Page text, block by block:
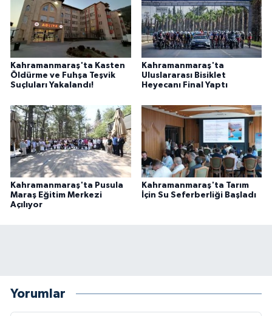
Kahramanmaraş'ta Kasten
Öldürme ve Fuhşa Teşvik
Suçluları Yakalandı!
Kahramanmaraş'ta
Uluslararası Bisiklet
Heyecanı Final Yaptı
Kahramanmaraş'ta Pusula
Maraş Eğitim Merkezi
Açılıyor
Kahramanmaraş'ta Tarım
İçin Su Seferberliği Başladı
Yorumlar